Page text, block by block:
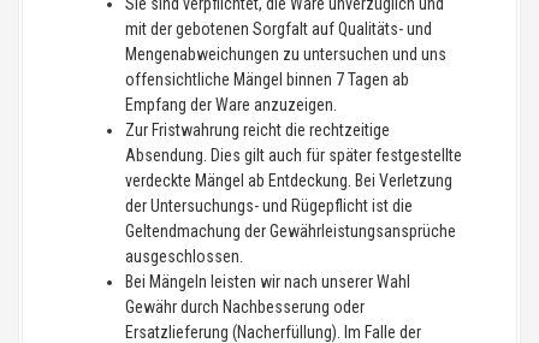
mit der gebotenen Sorgfalt auf Qualitäts- und
Mengenabweichungen zu untersuchen und uns
offensichtliche Mängel binnen 7 Tagen ab
Empfang der Ware anzuzeigen.
Zur Fristwahrung reicht die rechtzeitige
Absendung. Dies gilt auch für später festgestellte
verdeckte Mängel ab Entdeckung. Bei Verletzung
der Untersuchungs- und Rügepflicht ist die
Geltendmachung der Gewährleistungsansprüche
ausgeschlossen.
Bei Mängeln leisten wir nach unserer Wahl
Gewähr durch Nachbesserung oder
Ersatzlieferung (Nacherfüllung). Im Falle der